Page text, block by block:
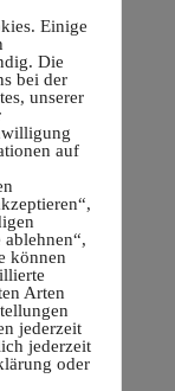
Einige
Die
bei der
unserer
auf
können
Arten
jederzeit
jederzeit
oder